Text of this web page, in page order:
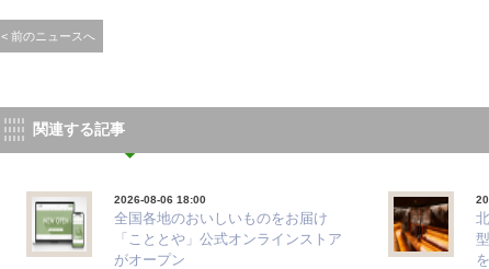
< 前のニュースへ
関連する記事
2026-08-06 18:00
全国各地のおいしいものをお届け
「こととや」公式オンラインストア
がオープン